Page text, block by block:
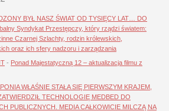
BYŁ NASZ ŚWIAT OD TYSIĘCY LAT… DO
Syndykat Przestępczy, który rządzi światem:
Czarnej Szlachty, rodzin królewskich,
oraz ich sfery nadzoru i zarządzania
- Ponad Majestatyczną 12 – aktualizacja filmu z
WŁAŚNIE STAŁA SIĘ PIERWSZYM KRAJEM,
TECHNOLOGIĘ MEDBED DO
PUBLICZNYCH. MEDIA CAŁKOWICIE MILCZĄ NA